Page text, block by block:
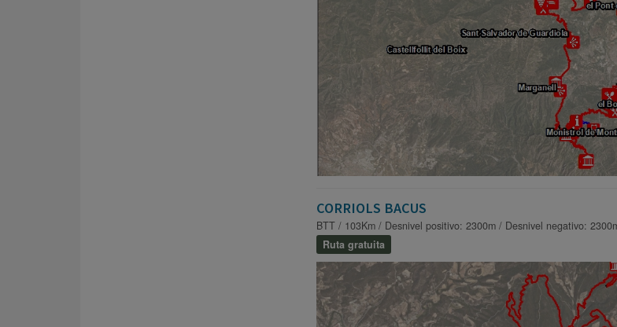
CORRIOLS BACUS
BTT / 103Km / Desnivel positivo: 2300m / Desnivel negativo:
Ruta gratuita